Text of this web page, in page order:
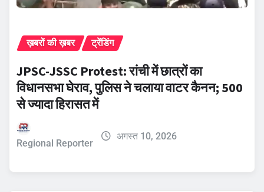
ख़बरों की ख़बर ट्रेंडिंग
JPSC-JSSC Protest: रांची में छात्रों का
विधानसभा घेराव, पुलिस ने चलाया वाटर कैनन; 500
से ज्यादा हिरासत में
Regional Reporter
अगस्त 10, 2026